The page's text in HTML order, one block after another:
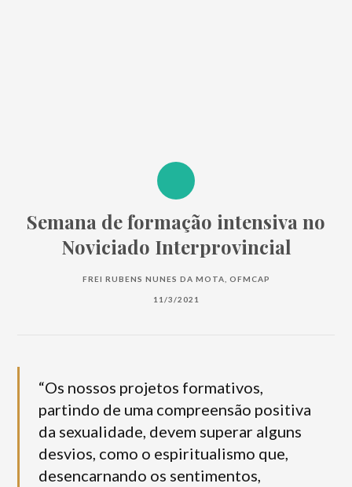
Semana de formação intensiva no
Noviciado Interprovincial
FREI RUBENS NUNES DA MOTA, OFMCAP
11/3/2021
“Os nossos projetos formativos,
partindo de uma compreensão positiva
da sexualidade, devem superar alguns
desvios, como o espiritualismo que,
desencarnando os sentimentos,